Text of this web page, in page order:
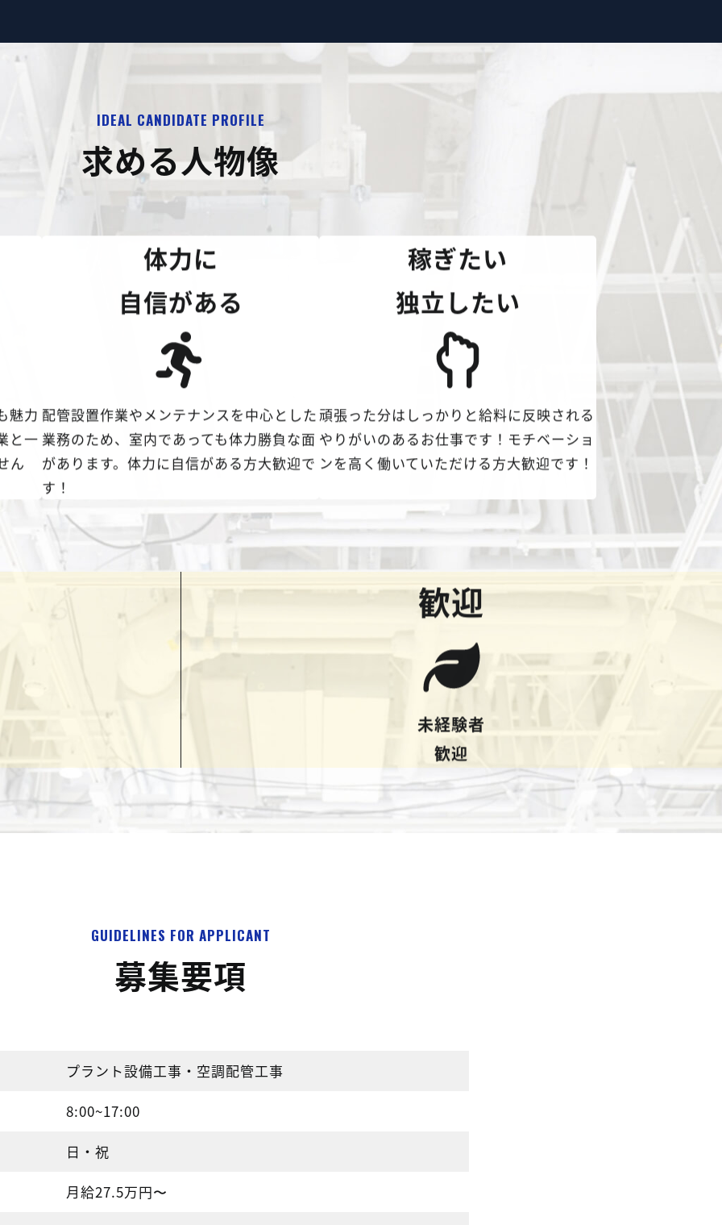
IDEAL CANDIDATE PROFILE
求める人物像
魅力
と一
ん
体力に
自信がある
配管設置作業やメンテナンスを中心とした
業務のため、室内であっても体力勝負な面
があります。体力に自信がある方大歓迎で
す！
稼ぎたい
独立したい
頑張った分はしっかりと給料に反映される
やりがいのあるお仕事です！モチベーショ
ンを高く働いていただける方大歓迎です！
歓迎
未経験者
歓迎
GUIDELINES FOR APPLICANT
募集要項
プラント設備工事・空調配管工事
8:00~17:00
日・祝
月給27.5万円〜